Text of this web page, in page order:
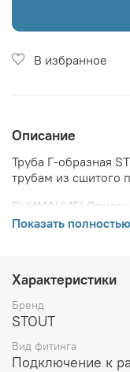
В избранное
Описание
Труба Г-образная
трубам из сшитого
ВНИМАНИЕ!
характеристики,
право в любой
вносить изменения
характеристики,
свойств товара.
Показать полностью
Характеристики
Бренд
STOUT
Вид фитинга
Подключение к